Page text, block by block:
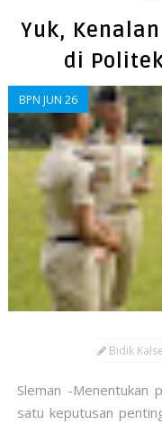
Yuk,
di
BPN JUN 26
Bidik
​Sleman -Menentukan
satu keputusan